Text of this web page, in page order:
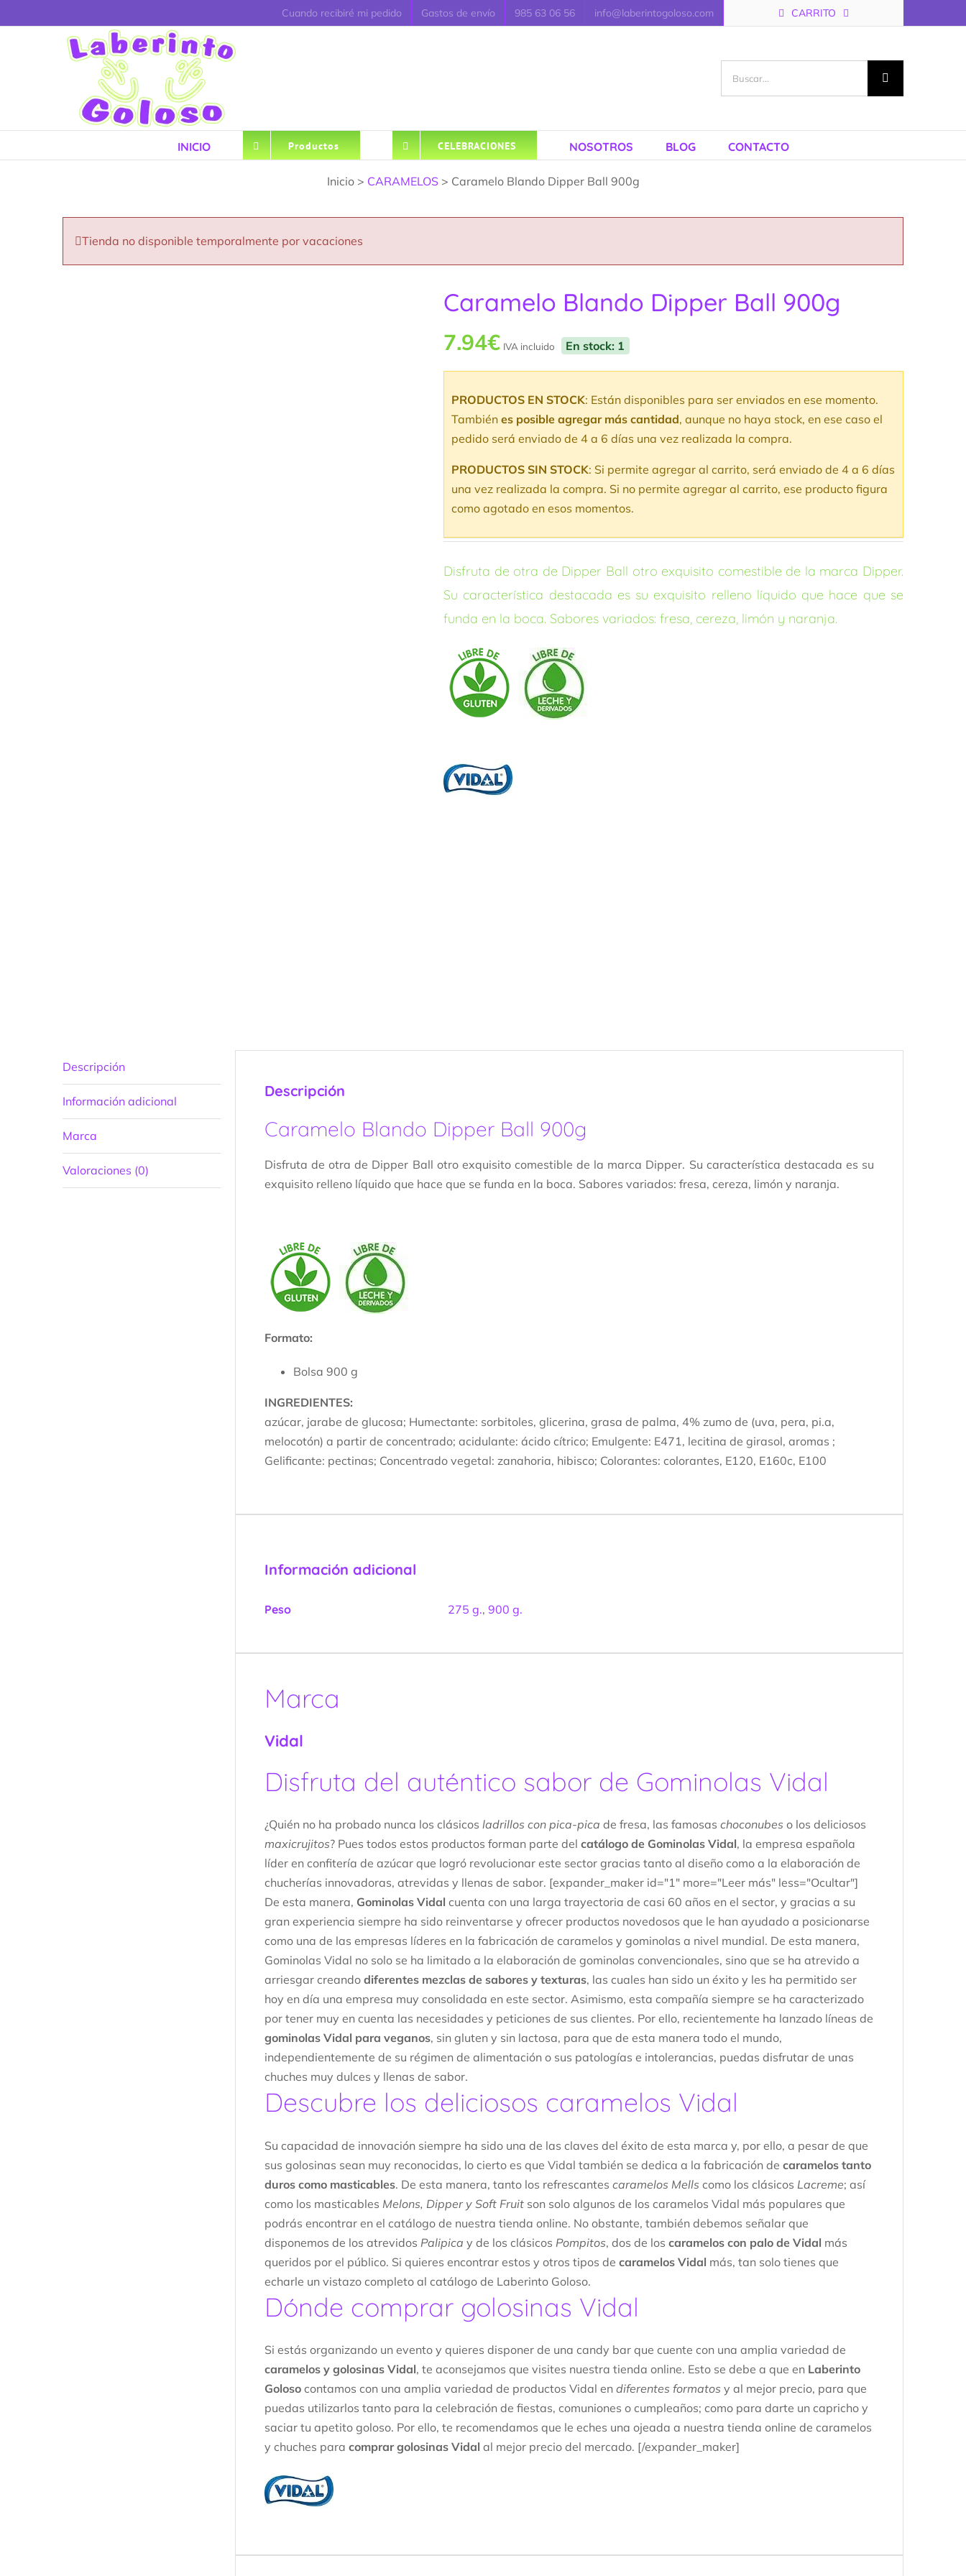
al
Cuando recibiré mi pedido Gastos de envío 985 63 06 56 info@laberintogoloso.com CARRITO
INICIO Productos CELEBRACIONES NOSOTROS BLOG CONTACTO
Inicio > CARAMELOS> Caramelo Blando Dipper Ball 900g
Tienda no disponible temporalmente por vacaciones
Caramelo Blando Dipper Ball 900g
7.94€ IVA incluido En stock: 1
PRODUCTOS EN STOCK: Están disponibles para ser enviados en ese momento.
También es posible agregar más cantidad, aunque no haya stock, en ese caso el
pedido será enviado de 4 a 6 días una vez realizada la compra.
PRODUCTOS SIN STOCK: Si permite agregar al carrito, será enviado de 4 a 6 días
una vez realizada la compra. Si no permite agregar al carrito, ese producto figura
como agotado en esos momentos.
Disfruta de otra de Dipper Ball otro exquisito comestible de la marca Dipper.
Su característica destacada es su exquisito relleno líquido que hace que se
funda en la boca. Sabores variados: fresa, cereza, limón y naranja.
Descripción
Información adicional
Marca
Valoraciones (0)
Descripción
Caramelo Blando Dipper Ball 900g
Disfruta de otra de Dipper Ball otro exquisito comestible de la marca Dipper. Su característica destacada es su
exquisito relleno líquido que hace que se funda en la boca. Sabores variados: fresa, cereza, limón y naranja.
Formato:
Bolsa 900 g
INGREDIENTES:
azúcar, jarabe de glucosa; Humectante: sorbitoles, glicerina, grasa de palma, 4% zumo de (uva, pera, pi.a,
melocotón) a partir de concentrado; acidulante: ácido cítrico; Emulgente: E471, lecitina de girasol, aromas ;
Gelificante: pectinas; Concentrado vegetal: zanahoria, hibisco; Colorantes: colorantes, E120, E160c, E100
Información adicional
Peso 275 g., 900 g.
Marca
Vidal
Disfruta del auténtico sabor de Gominolas Vidal
¿Quién no ha probado nunca los clásicos ladrillos con pica-pica de fresa, las famosas choconubes o los deliciosos
maxicrujitos? Pues todos estos productos forman parte del catálogo de Gominolas Vidal, la empresa española
líder en confitería de azúcar que logró revolucionar este sector gracias tanto al diseño como a la elaboración de
chucherías innovadoras, atrevidas y llenas de sabor. [expander_maker id="1" more="Leer más" less="Ocultar"]
De esta manera, Gominolas Vidal cuenta con una larga trayectoria de casi 60 años en el sector, y gracias a su
gran experiencia siempre ha sido reinventarse y ofrecer productos novedosos que le han ayudado a posicionarse
como una de las empresas líderes en la fabricación de caramelos y gominolas a nivel mundial. De esta manera,
Gominolas Vidal no solo se ha limitado a la elaboración de gominolas convencionales, sino que se ha atrevido a
arriesgar creando diferentes mezclas de sabores y texturas, las cuales han sido un éxito y les ha permitido ser
hoy en día una empresa muy consolidada en este sector. Asimismo, esta compañía siempre se ha caracterizado
por tener muy en cuenta las necesidades y peticiones de sus clientes. Por ello, recientemente ha lanzado líneas de
gominolas Vidal para veganos, sin gluten y sin lactosa, para que de esta manera todo el mundo,
independientemente de su régimen de alimentación o sus patologías e intolerancias, puedas disfrutar de unas
chuches muy dulces y llenas de sabor.
Descubre los deliciosos caramelos Vidal
Su capacidad de innovación siempre ha sido una de las claves del éxito de esta marca y, por ello, a pesar de que
sus golosinas sean muy reconocidas, lo cierto es que Vidal también se dedica a la fabricación de caramelos tanto
duros como masticables. De esta manera, tanto los refrescantes caramelos Mells como los clásicos Lacreme; así
como los masticables Melons, Dipper y Soft Fruit son solo algunos de los caramelos Vidal más populares que
podrás encontrar en el catálogo de nuestra tienda online. No obstante, también debemos señalar que
disponemos de los atrevidos Palipica y de los clásicos Pompitos, dos de los caramelos con palo de Vidal más
queridos por el público. Si quieres encontrar estos y otros tipos de caramelos Vidal más, tan solo tienes que
echarle un vistazo completo al catálogo de Laberinto Goloso.
Dónde comprar golosinas Vidal
Si estás organizando un evento y quieres disponer de una candy bar que cuente con una amplia variedad de
caramelos y golosinas Vidal, te aconsejamos que visites nuestra tienda online. Esto se debe a que en Laberinto
Goloso contamos con una amplia variedad de productos Vidal en diferentes formatos y al mejor precio, para que
puedas utilizarlos tanto para la celebración de fiestas, comuniones o cumpleaños; como para darte un capricho y
saciar tu apetito goloso. Por ello, te recomendamos que le eches una ojeada a nuestra tienda online de caramelos
y chuches para comprar golosinas Vidal al mejor precio del mercado. [/expander_maker]